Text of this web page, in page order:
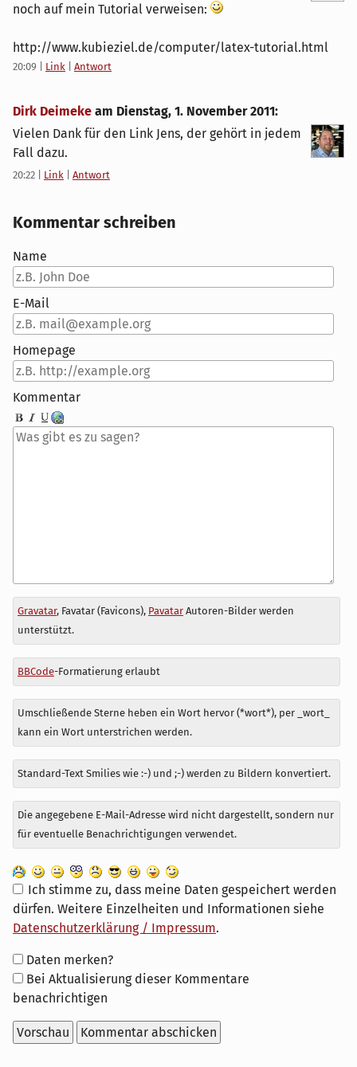
noch auf mein Tutorial verweisen:
http://www.kubieziel.de/computer/latex-tutorial.html
20:09 Link Antwort
Dirk Deimeke am Dienstag, 1. November 2011:
Vielen Dank für den Link Jens, der gehört in jedem
Fall dazu.
20:22 Link Antwort
Kommentar schreiben
Name
E-Mail
Homepage
Kommentar
Antwort
zu
Gravatar, Favatar (Favicons), PavatarAutoren-Bilder werden
unterstützt.
BBCode-Formatierung erlaubt
Umschließende Sterne heben ein Wort hervor (*wort*), per _wort_
kann ein Wort unterstrichen werden.
Standard-Text Smilies wie :-) und ;-) werden zu Bildern konvertiert.
Die angegebene E-Mail-Adresse wird nicht dargestellt, sondern nur
für eventuelle Benachrichtigungen verwendet.
Ich stimme zu, dass meine Daten gespeichert werden
dürfen. Weitere Einzelheiten und Informationen siehe
Datenschutzerklärung / Impressum.
Formular-
Optionen
Daten merken?
Bei Aktualisierung dieser Kommentare
benachrichtigen